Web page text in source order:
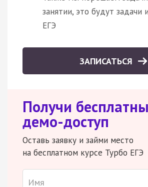
занятии, это будут задачи
ЕГЭ
ЗАПИСАТЬСЯ
Получи
демо-доступ
Оставь заявку и займи место
на бесплатном курсе Турбо ЕГЭ